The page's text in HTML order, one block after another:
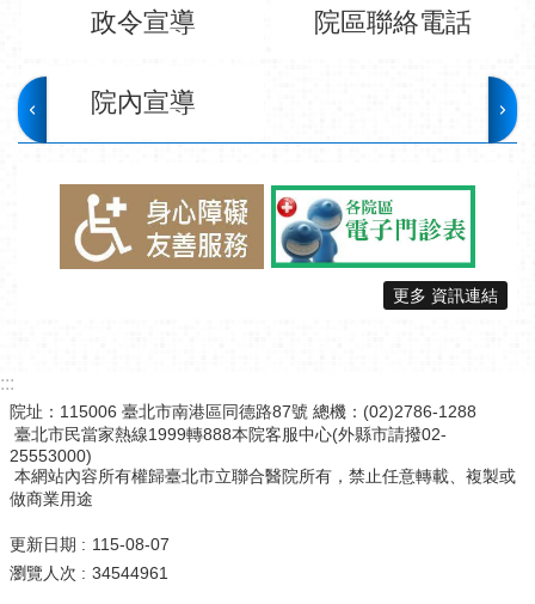
政令宣導 院區聯絡電話
院內宣導
更多 資訊連結
:::
院址：115006 臺北市南港區同德路87號 總機：(02)2786-1288
臺北市民當家熱線1999轉888本院客服中心(外縣市請撥02-
25553000)
本網站內容所有權歸臺北市立聯合醫院所有，禁止任意轉載、複製或
做商業用途
更新日期
115-08-07
瀏覽人次
34544961